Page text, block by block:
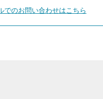
でのお問い合わせはこちら